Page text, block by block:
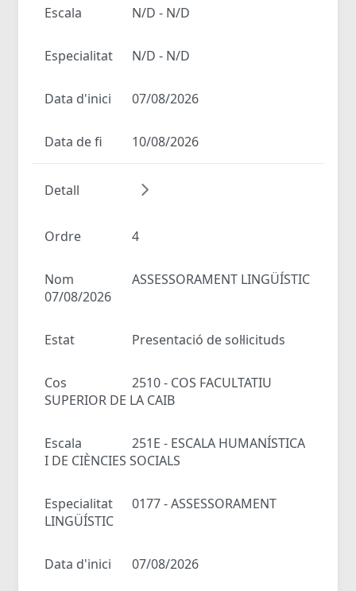
Escala N/D - N/D
Especialitat N/D - N/D
Data d'inici 07/08/2026
Data de fi 10/08/2026
Detall
Ordre 4
Nom
ASSESSORAMENT LINGÜÍSTIC
07/08/2026
Estat Presentació de sol·licituds
Cos
2510 - COS FACULTATIU
SUPERIOR DE LA CAIB
Escala
251E - ESCALA HUMANÍSTICA
I DE CIÈNCIES SOCIALS
Especialitat
0177 - ASSESSORAMENT
LINGÜÍSTIC
Data d'inici 07/08/2026